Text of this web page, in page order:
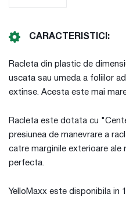
CARACTERISTICI:
Racleta din plastic de
uscata sau umeda a foliilor
extinse. Acesta este mai
Racleta este dotata cu
presiunea de manevrare a
catre marginile exterioare ale
perfecta.
YelloMaxx este disponibila in